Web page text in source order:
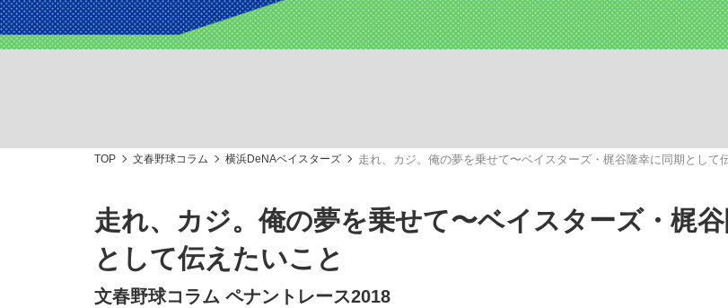
「90%は失敗する。でも…」本田圭佑が初めて明かした日本代表監督に... 「最悪の空
「敗因分析は一切聞かれなかった」侍ジャパン選手が証言した“NPB聞... 「クマが悪者
終戦から81年
キングの誕生を、目撃せよ。
TOP 文春野球コラム 横浜DeNAベイスターズ 走れ、カジ。俺の夢を乗せて〜ベイスターズ・梶谷隆幸に同期として
走れ、カジ。俺の夢を乗せて〜ベイスターズ・梶
として伝えたいこと
文春野球コラム ペナントレース2018